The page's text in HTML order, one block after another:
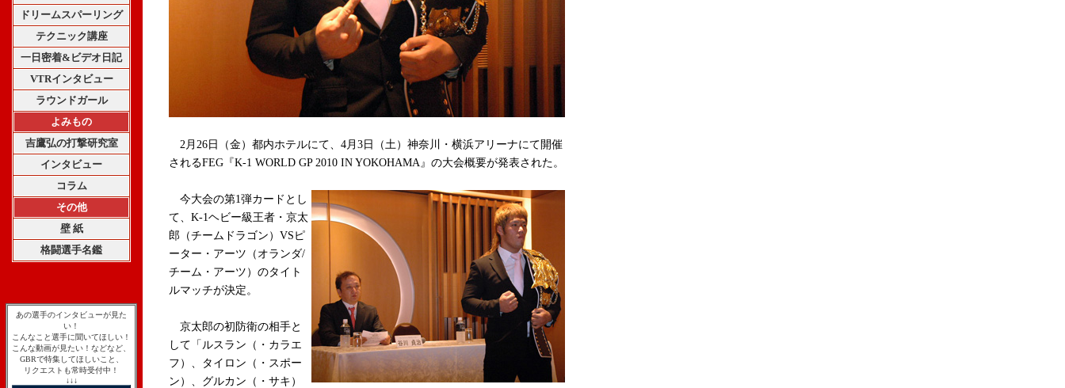
ドリームスパーリング
テクニック講座
一日密着&ビデオ日記
VTRインタビュー
ラウンドガール
よみもの
吉鷹弘の打撃研究室
インタビュー
コラム
その他
壁 紙
格闘選手名鑑
あの選手のインタビューが見た
い！
こんなこと選手に聞いてほしい！
こんな動画が見たい！などなど、
GBRで特集してほしいこと、
リクエストも常時受付中！
↓↓↓
2月26日（金）都内ホテルにて、4月3日（土）神奈川・横浜アリーナにて開催
されるFEG『K-1 WORLD GP 2010 IN YOKOHAMA』の大会概要が発表された。
今大会の第1弾カードとし
て、K-1ヘビー級王者・京太
郎（チームドラゴン）VSピ
ーター・アーツ（オランダ/
チーム・アーツ）のタイト
ルマッチが決定。
京太郎の初防衛の相手と
して「ルスラン（・カラエ
フ）、タイロン（・スポー
ン）、グルカン（・サキ）